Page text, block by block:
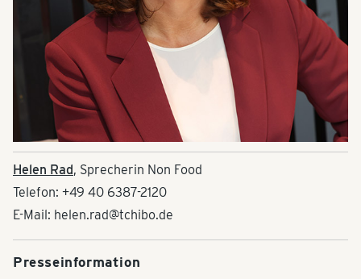
Helen Rad, Sprecherin Non Food
Telefon: +49 40 6387-2120
E-Mail: helen.rad@tchibo.de
Presseinformation